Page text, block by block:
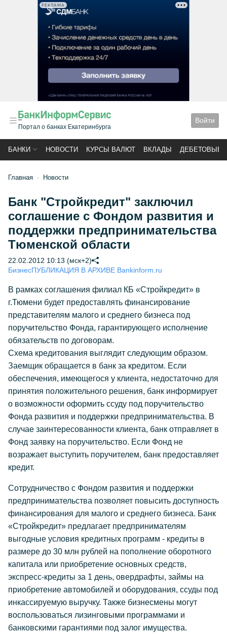
РЕКЛАМА
Портал о банках Екатеринбурга
Войти
БАНКИ НОВОСТИ КУРСЫ ВАЛЮТ ВКЛАДЫ ДЕБЕТОВЫЕ
Главная Новости
Банк "Стройкредит" заключил
соглашение с Фондом развития и
поддержки предпринимательства
Тюменской области
22.02.2012 10:13 (мск+2)
БизнесПУБЛИКАЦИЯ В АРХИВЕ Bankinform.ru
В рамках соглашения филиал КБ «Стройкредит» в
г.Тюмени будет предоставлять финансирование
представителям малого и среднего бизнеса под
поручительство Фонда, гарантирующего исполнение
обязательств по договорам.
Схема кредитования выглядит следующим образом.
Заемщик обращается в банк за кредитом. Если
обеспечения, имеющегося у клиента, недостаточно для
принятия положительного решения, банк информирует
о возможности оформить ссуду под поручительство
Фонда развития и поддержки предпринимательства. В
случае заинтересованности клиента, банк отправляет в
Фонд заявку на поручительство. Если Фонд не
возражает выступить поручителем, банк предоставляет
кредит.
Сотрудничество с Фондом развития и поддержки
предпринимательства позволяет повысить доступность
финансирования для малого и среднего бизнеса. Банк
«Стройкредит» предлагает предпринимателям
выгодные условия кредитных программ - кредиты в
размере до 30 млн рублей на пополнение оборотного
капитала или приобретение основных средств,
экспресс-кредиты за 1 день, овердрафты, займы на
приобретение автомобилей и оборудования, ссуды под
инкассируемую выручку. Также бизнесмены могут
воспользоваться лизинговыми программами и
банковскими гарантиями под залог имущества.